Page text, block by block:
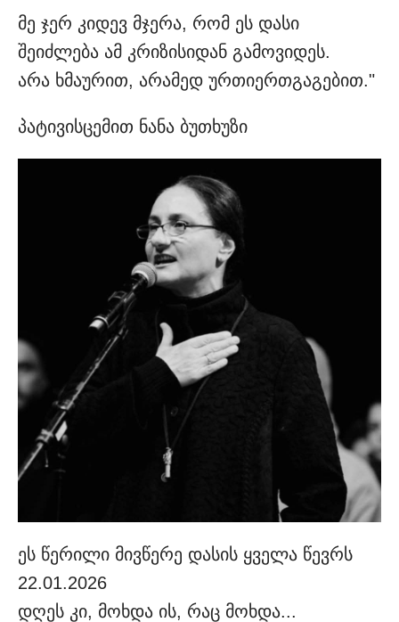
მე ჯერ კიდევ მჯერა, რომ ეს დასი
შეიძლება ამ კრიზისიდან გამოვიდეს.
არა ხმაურით, არამედ ურთიერთგაგებით."
პატივისცემით ნანა ბუთხუზი
ეს წერილი მივწერე დასის ყველა წევრს
22.01.2026
დღეს კი, მოხდა ის, რაც მოხდა...